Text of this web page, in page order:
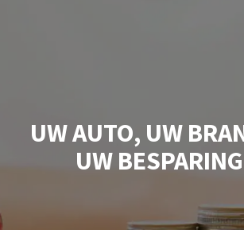
UW AUTO, UW
UW